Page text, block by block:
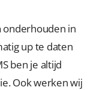
onderhouden in
up te daten
ben je altijd
Ook werken wij